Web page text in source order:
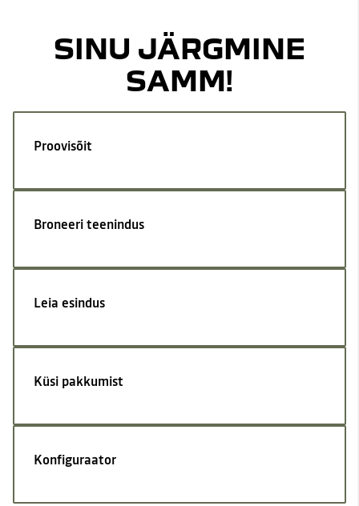
SINU JÄRGMINE
SAMM!
Proovisõit
Broneeri teenindus
Leia esindus
Küsi pakkumist
Konfiguraator